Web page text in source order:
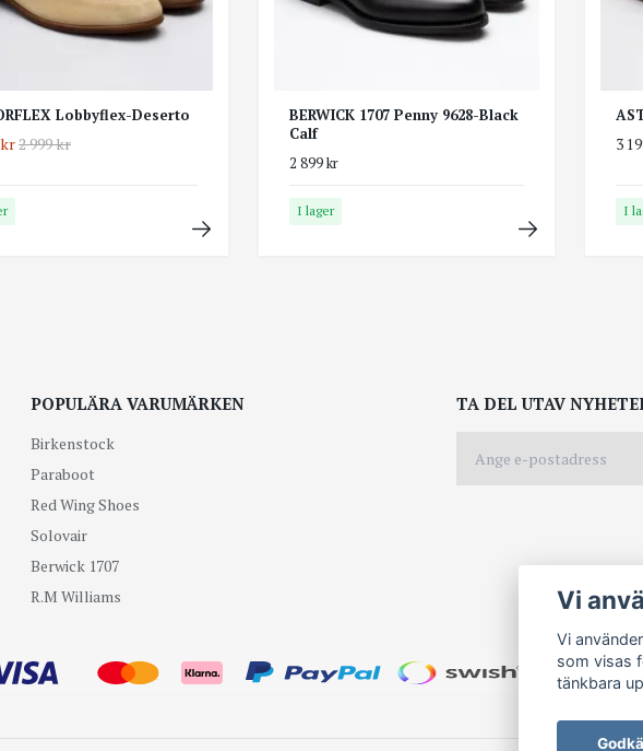
Lobbyflex-Deserto
kr2 999 kr
BERWICK 1707 Penny 9628-Black
Calf
2 899 kr
I lager
3
I
POPULÄRA VARUMÄRKEN
Birkenstock
Paraboot
Red Wing Shoes
Solovair
Berwick 1707
R.M Williams
TA DEL UTAV
Vi
Vi
som visas
tänkbara